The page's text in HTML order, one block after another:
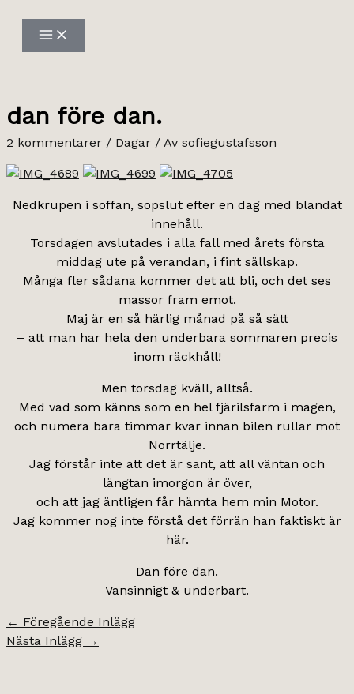
innehåll
dan före dan.
2 kommentarer / Dagar / Av sofiegustafsson
Nedkrupen i soffan, sopslut efter en dag med blandat
innehåll.
Torsdagen avslutades i alla fall med årets första
middag ute på verandan, i fint sällskap.
Många fler sådana kommer det att bli, och det ses
massor fram emot.
Maj är en så härlig månad på så sätt
– att man har hela den underbara sommaren precis
inom räckhåll!
Men torsdag kväll, alltså.
Med vad som känns som en hel fjärilsfarm i magen,
och numera bara timmar kvar innan bilen rullar mot
Norrtälje.
Jag förstår inte att det är sant, att all väntan och
längtan imorgon är över,
och att jag äntligen får hämta hem min Motor.
Jag kommer nog inte förstå det förrän han faktiskt är
här.
Dan före dan.
Vansinnigt & underbart.
← Föregående Inlägg
Nästa Inlägg →